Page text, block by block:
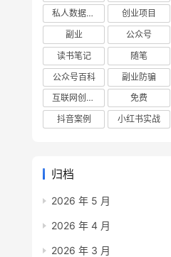
私人数据库项目
创业项目
副业
公众号
读书笔记
随笔
公众号百科
副业防骗
互联网创业项目
免费
抖音案例
小红书实战
归档
2026 年 5 月
2026 年 4 月
2026 年 3 月